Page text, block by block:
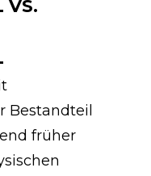
VS.
Bestandteil
früher